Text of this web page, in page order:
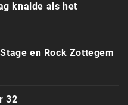
knalde als het
en Rock Zottegem
32